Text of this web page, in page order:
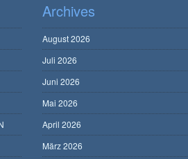
Archives
August 2026
Juli 2026
Juni 2026
Mai 2026
April 2026
März 2026